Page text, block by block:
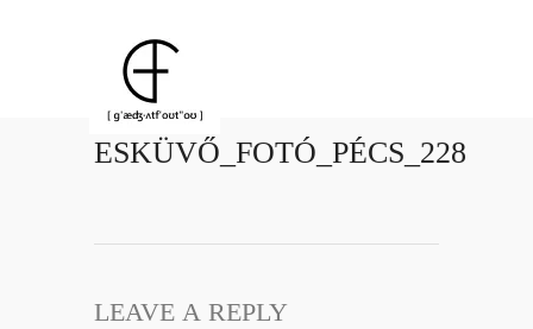
ESKÜVŐ_FOTÓ_PÉCS_228
LEAVE A REPLY